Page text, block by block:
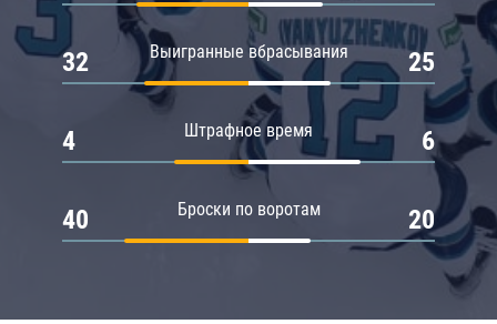
Выигранные вбрасывания
32 25
Штрафное время
4 6
Броски по воротам
40 20